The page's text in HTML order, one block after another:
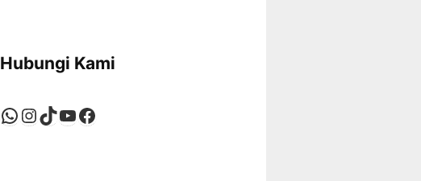
Hubungi Kami
WhatsApp
Instagram
TikTok
YouTube
Facebook